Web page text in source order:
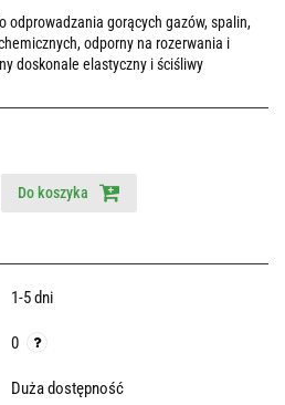
odprowadzania gorących gazów, spalin,
odporny na rozerwania i
doskonale elastyczny i ściśliwy
Do koszyka
1-5 dni
0
Duża dostępność